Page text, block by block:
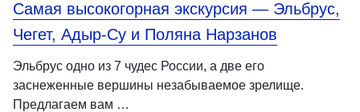
Самая высокогорная экскурсия — Эльбрус,
Чегет, Адыр-Су и Поляна Нарзанов
Эльбрус одно из 7 чудес России, а две его
заснеженные вершины незабываемое зрелище.
Предлагаем вам …